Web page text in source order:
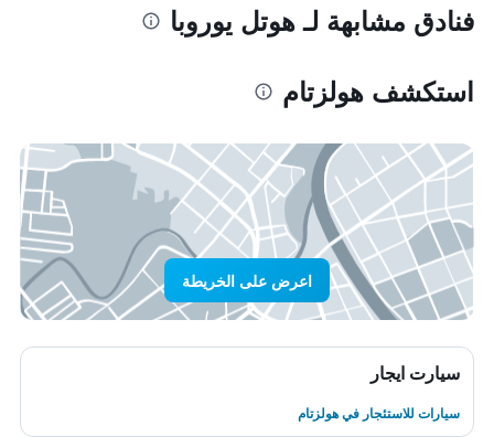
فنادق مشابهة لـ هوتل يوروبا
استكشف هولزتام
اعرض على الخريطة
سيارت ايجار
سيارات للاستئجار في هولزتام